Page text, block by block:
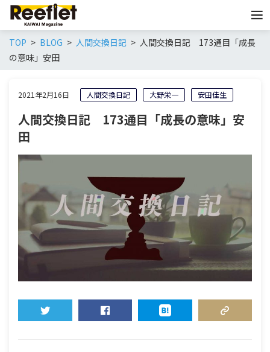
TOP BLOG 人間交換日記
人間交換日記 173通目「成長
の意味」安田
2021年2月16日 人間交換日記 大野栄一 安田佳生
人間交換日記 173通目「成長の意味」安
田